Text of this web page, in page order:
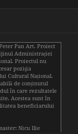
Pan Art. Proiect
Administrației
. Proiectul nu
poziţia
Cultural Național.
de conținutul
în care rezultatele
Acestea sunt în
beneficiarului
Nicu Ilie